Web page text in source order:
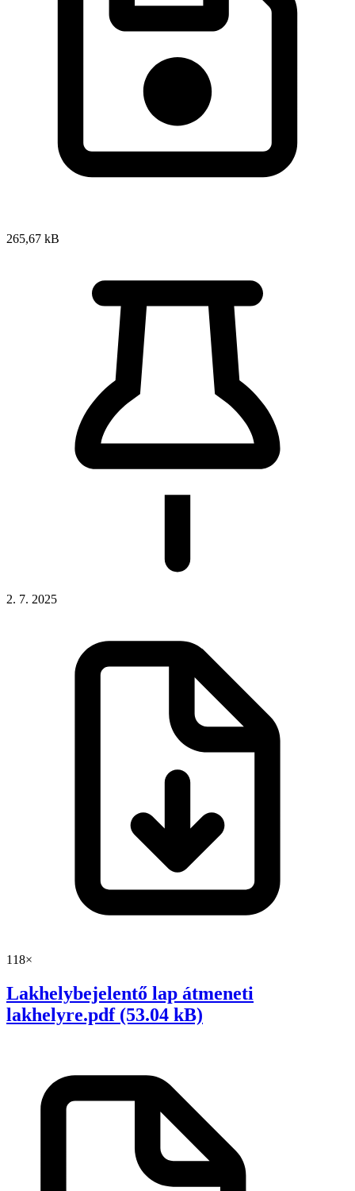
265,67 kB
2. 7. 2025
118×
Lakhelybejelentő lap átmeneti
lakhelyre.pdf (53.04 kB)